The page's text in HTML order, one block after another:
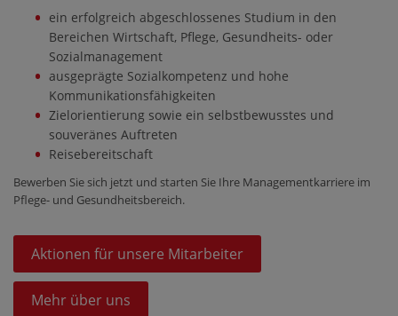
ein erfolgreich abgeschlossenes Studium in den
Bereichen Wirtschaft, Pflege, Gesundheits- oder
Sozialmanagement
ausgeprägte Sozialkompetenz und hohe
Kommunikationsfähigkeiten
Zielorientierung sowie ein selbstbewusstes und
souveränes Auftreten
Reisebereitschaft
Bewerben Sie sich jetzt und starten Sie Ihre Managementkarriere im
Pflege- und Gesundheitsbereich.
Aktionen für unsere Mitarbeiter
Mehr über uns